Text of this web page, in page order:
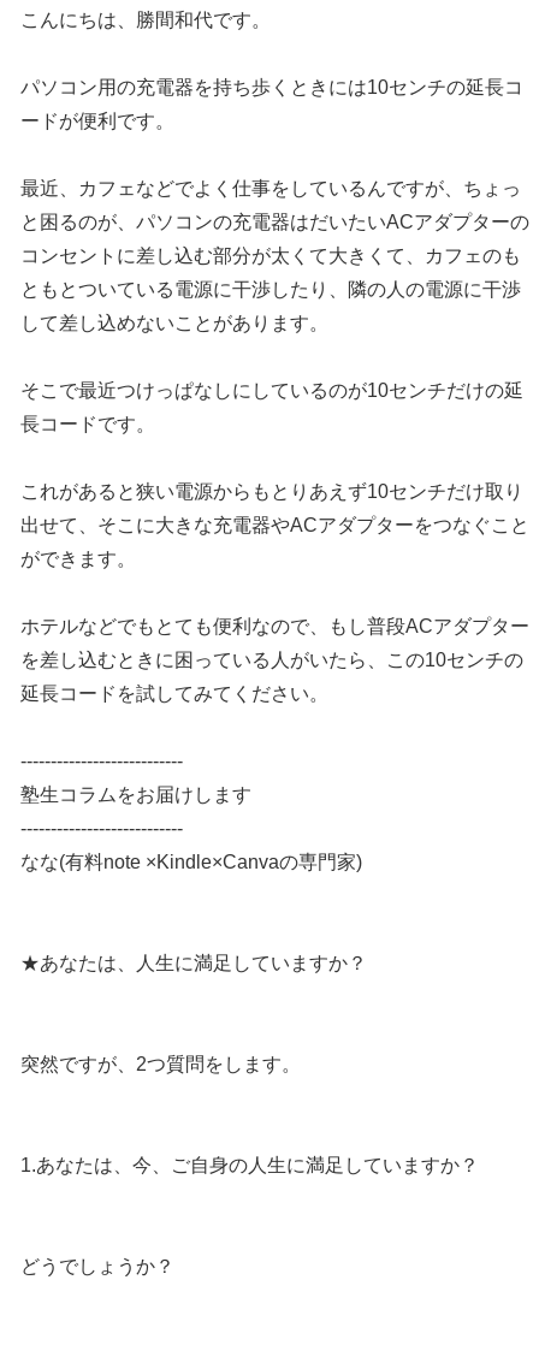
こんにちは、勝間和代です。
パソコン用の充電器を持ち歩くときには10センチの延長コ
ードが便利です。
最近、カフェなどでよく仕事をしているんですが、ちょっ
と困るのが、パソコンの充電器はだいたいACアダプターの
コンセントに差し込む部分が太くて大きくて、カフェのも
ともとついている電源に干渉したり、隣の人の電源に干渉
して差し込めないことがあります。
そこで最近つけっぱなしにしているのが10センチだけの延
長コードです。
これがあると狭い電源からもとりあえず10センチだけ取り
出せて、そこに大きな充電器やACアダプターをつなぐこと
ができます。
ホテルなどでもとても便利なので、もし普段ACアダプター
を差し込むときに困っている人がいたら、この10センチの
延長コードを試してみてください。
---------------------------
塾生コラムをお届けします
---------------------------
なな(有料note ×Kindle×Canvaの専門家)
★あなたは、人生に満足していますか？
突然ですが、2つ質問をします。
1.あなたは、今、ご自身の人生に満足していますか？
どうでしょうか？